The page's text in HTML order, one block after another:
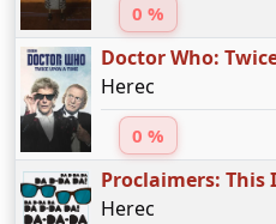
0 %
Doctor Who:
Herec
0 %
Proclaimers: This
Herec